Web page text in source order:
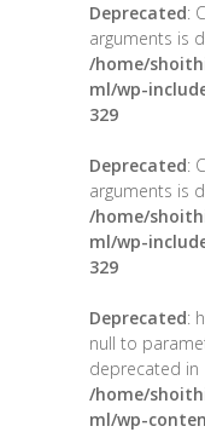
Deprecated:
arguments is
/home/
ml/wp-
329
Deprecated:
arguments is
/home/
ml/wp-
329
Deprecated:
null to
deprecated in
/home/
ml/wp-